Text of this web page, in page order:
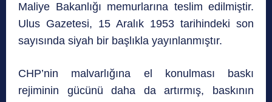
Maliye Bakanlığı memurlarına teslim edilmiştir.
Ulus Gazetesi, 15 Aralık 1953 tarihindeki son
sayısında siyah bir başlıkla yayınlanmıştır.
CHP’nin malvarlığına el konulması baskı
rejiminin gücünü daha da artırmış, baskının